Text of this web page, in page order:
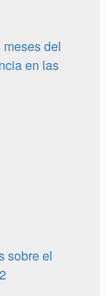
del
en las
sobre el